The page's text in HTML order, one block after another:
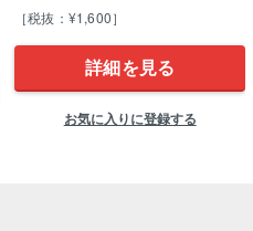
［税抜：¥1,600］
詳細を見る
お気に入りに登録する